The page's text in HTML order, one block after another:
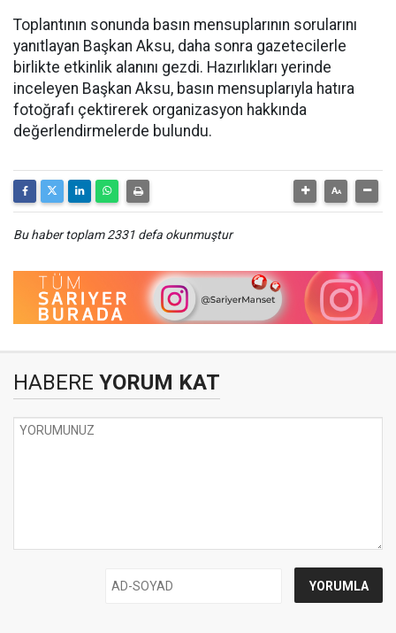
Toplantının sonunda basın mensuplarının sorularını
yanıtlayan Başkan Aksu, daha sonra gazetecilerle
birlikte etkinlik alanını gezdi. Hazırlıkları yerinde
inceleyen Başkan Aksu, basın mensuplarıyla hatıra
fotoğrafı çektirerek organizasyon hakkında
değerlendirmelerde bulundu.
Bu haber toplam 2331 defa okunmuştur
HABERE YORUM KAT